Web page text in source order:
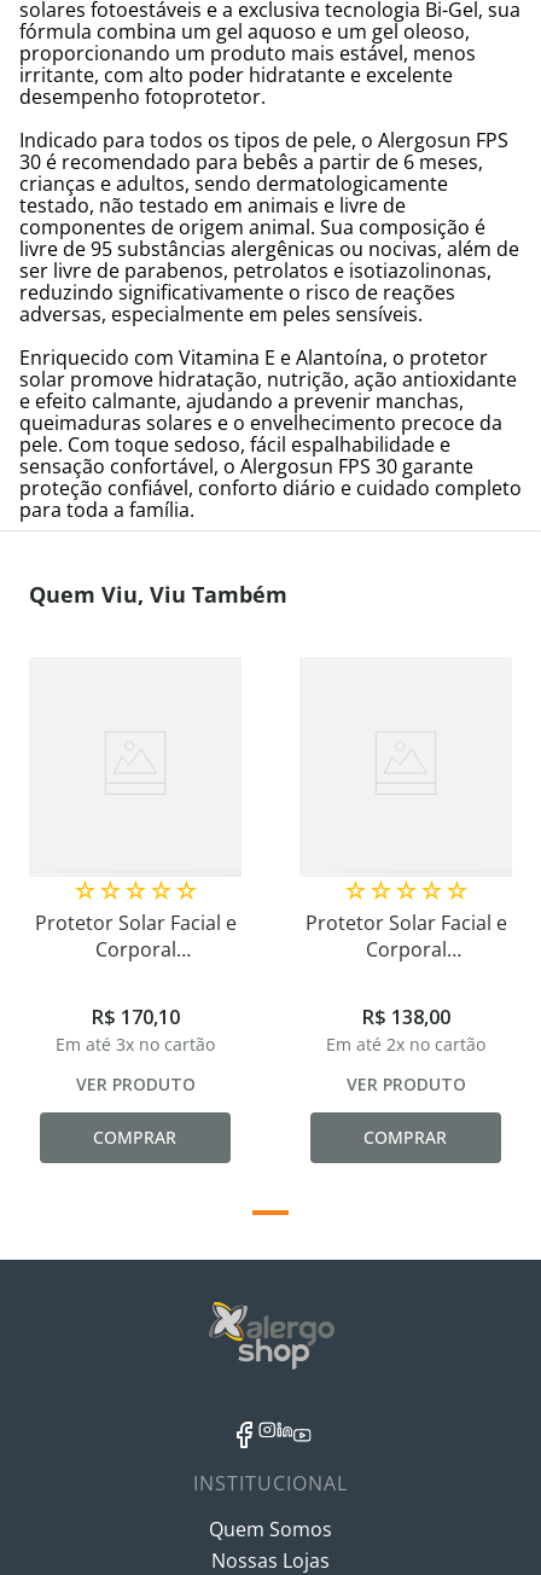
solares fotoestáveis e a exclusiva tecnologia Bi-Gel, sua
fórmula combina um gel aquoso e um gel oleoso,
proporcionando um produto mais estável, menos
irritante, com alto poder hidratante e excelente
desempenho fotoprotetor.
Indicado para todos os tipos de pele, o Alergosun FPS
30 é recomendado para bebês a partir de 6 meses,
crianças e adultos, sendo dermatologicamente
testado, não testado em animais e livre de
componentes de origem animal. Sua composição é
livre de 95 substâncias alergênicas ou nocivas, além de
ser livre de parabenos, petrolatos e isotiazolinonas,
reduzindo significativamente o risco de reações
adversas, especialmente em peles sensíveis.
Enriquecido com Vitamina E e Alantoína, o protetor
solar promove hidratação, nutrição, ação antioxidante
e efeito calmante, ajudando a prevenir manchas,
queimaduras solares e o envelhecimento precoce da
pele. Com toque sedoso, fácil espalhabilidade e
sensação confortável, o Alergosun FPS 30 garante
proteção confiável, conforto diário e cuidado completo
para toda a família.
Quem Viu, Viu Também
☆☆☆☆☆
Protetor Solar Facial e
Corporal
R$ 170,10
Em até 3x no cartão
VER PRODUTO
COMPRAR
☆☆☆☆☆
Protetor Solar Facial e
Corporal
R$ 138,00
Em até 2x no cartão
VER PRODUTO
COMPRAR
INSTITUCIONAL
Quem Somos
Nossas Lojas